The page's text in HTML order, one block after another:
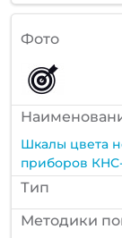
Фото
Шкалы цвета
приборов
Тип
Методики